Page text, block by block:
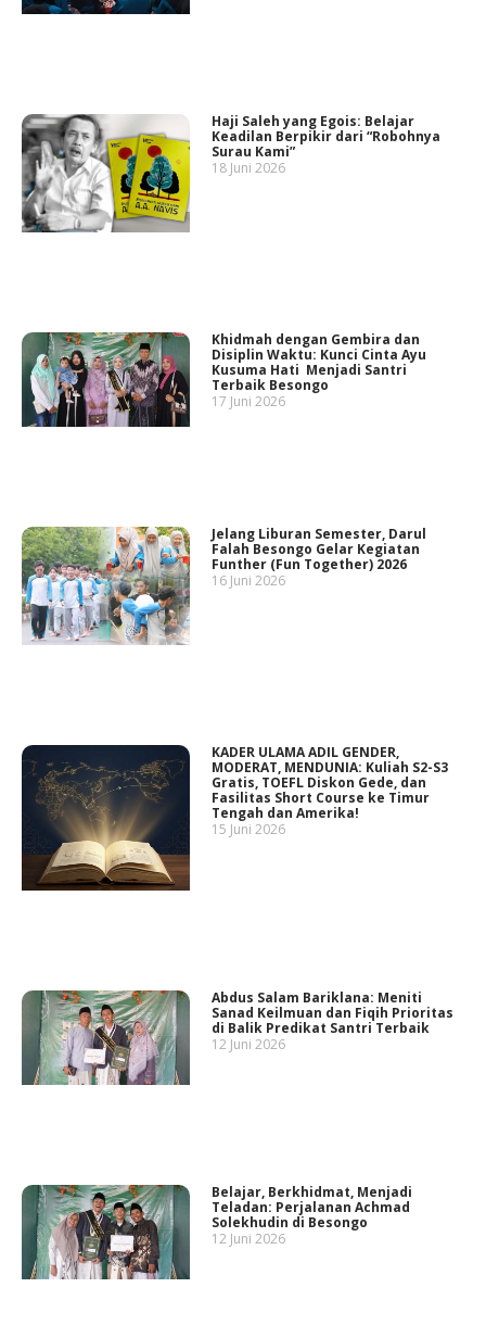
Haji Saleh yang Egois: Belajar
Keadilan Berpikir dari “Robohnya
Surau Kami”
18 Juni 2026
Khidmah dengan Gembira dan
Disiplin Waktu: Kunci Cinta Ayu
Kusuma Hati Menjadi Santri
Terbaik Besongo
17 Juni 2026
Jelang Liburan Semester, Darul
Falah Besongo Gelar Kegiatan
Funther (Fun Together) 2026
16 Juni 2026
KADER ULAMA ADIL GENDER,
MODERAT, MENDUNIA: Kuliah S2-S3
Gratis, TOEFL Diskon Gede, dan
Fasilitas Short Course ke Timur
Tengah dan Amerika!
15 Juni 2026
Abdus Salam Bariklana: Meniti
Sanad Keilmuan dan Fiqih Prioritas
di Balik Predikat Santri Terbaik
12 Juni 2026
Belajar, Berkhidmat, Menjadi
Teladan: Perjalanan Achmad
Solekhudin di Besongo
12 Juni 2026